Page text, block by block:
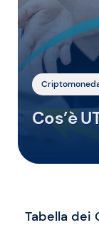
Cos’è
Tabella dei